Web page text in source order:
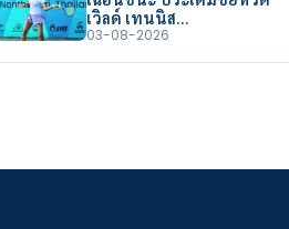
เวิลด์ เทนนิส…
03-08-2026